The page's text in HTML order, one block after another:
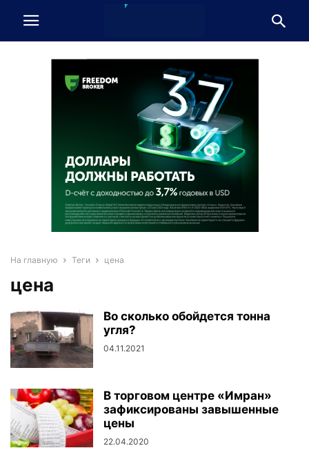
На главную Теги цена
цена
Во сколько обойдется тонна
угля?
04.11.2021
В торговом центре «Имран»
зафиксированы завышенные
цены
22.04.2020